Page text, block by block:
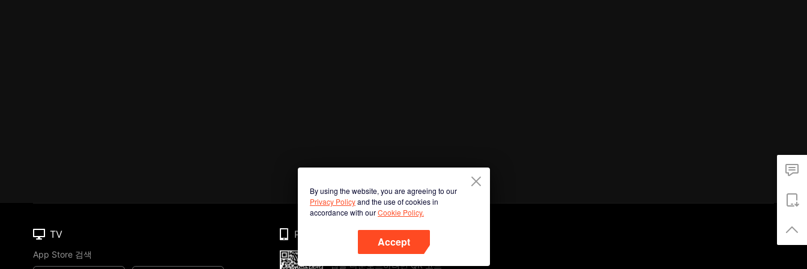
By using the website, you are agreeing to our
Privacy Policyand the use of cookies in
accordance with ourCookie Policy.
Accept
TV
App Store 검색
Phone
앱을 다운로드하려면 QR 코드